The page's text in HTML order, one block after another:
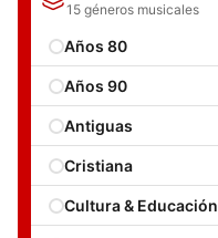
15 géneros musicales
Años 80
Años 90
Antiguas
Cristiana
Cultura & Educación